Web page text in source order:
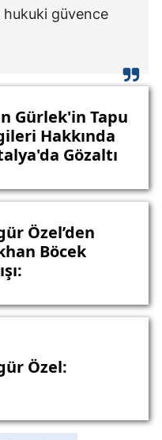
hukuki güvence
Gürlek'in Tapu
Hakkında
Gözaltı
Özel’den
Böcek
Özel: